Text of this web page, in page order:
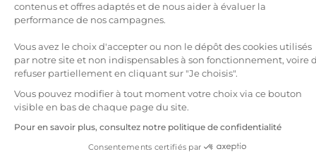
contenus et offres adaptés et de nous aider à évaluer la
performance de nos campagnes.
Vous avez le choix d'accepter ou non le dépôt des cookies utilisés
par notre site et non indispensables à son fonctionnement, voire
refuser partiellement en cliquant sur "Je choisis".
Vous pouvez modifier à tout moment votre choix via ce bouton
visible en bas de chaque page du site.
Pour en savoir plus, consultez notre politique de confidentialité
Consentements certifiés par
l’énergie en France.
Le TURPE ou Tarif d’Utilisation des
Réseaux Publics d’Électricité
est une sorte de taxe, identique sur tout le
territoire français. Il est facturé par le fournisseur
à ses clients en fonction du type de contrat